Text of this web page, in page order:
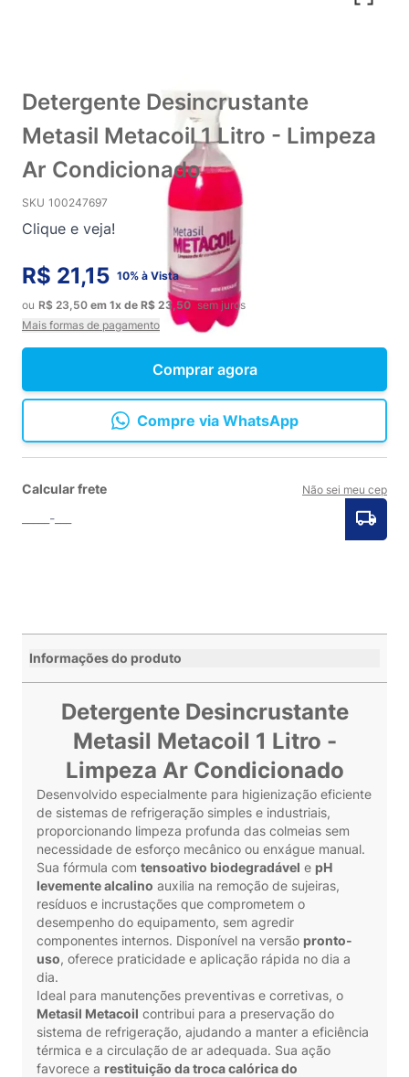
Detergente Desincrustante
Metasil Metacoil 1 Litro - Limpeza
Ar Condicionado
SKU 100247697
Clique e veja!
Comprar agora
R$ 21,15 10% à Vista
ou R$ 23,50 em 1x de R$ 23,50 sem juros
Mais formas de pagamento
Compre via WhatsApp
Calcular frete Não sei meu cep
Informações do produto
Detergente Desincrustante
Metasil Metacoil 1 Litro -
Limpeza Ar Condicionado
Desenvolvido especialmente para higienização eficiente
de sistemas de refrigeração simples e industriais,
proporcionando limpeza profunda das colmeias sem
necessidade de esforço mecânico ou enxágue manual.
Sua fórmula com tensoativo biodegradável e pH
levemente alcalino auxilia na remoção de sujeiras,
resíduos e incrustações que comprometem o
desempenho do equipamento, sem agredir
componentes internos. Disponível na versão pronto-
uso, oferece praticidade e aplicação rápida no dia a
dia.
Ideal para manutenções preventivas e corretivas, o
Metasil Metacoil contribui para a preservação do
sistema de refrigeração, ajudando a manter a eficiência
térmica e a circulação de ar adequada. Sua ação
favorece a restituição da troca calórica do